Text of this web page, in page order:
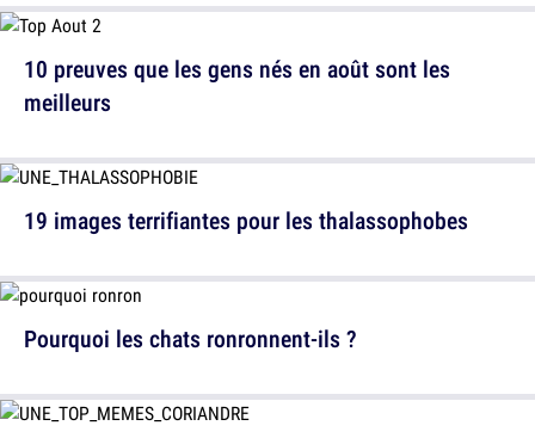
10 preuves que les gens nés en août sont les
meilleurs
Pourquoi les chats ronronnent-ils ?
19 images terrifiantes pour les thalassophobes